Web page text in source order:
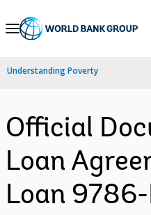
Skip
Navigation
Understanding Poverty
Official
Loan
Loan